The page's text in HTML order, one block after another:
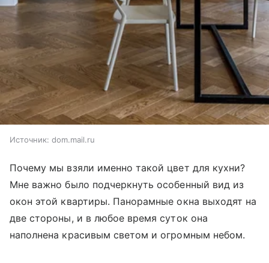
Источник: dom.mail.ru
Почему мы взяли именно такой цвет для кухни?
Мне важно было подчеркнуть особенный вид из
окон этой квартиры. Панорамные окна выходят на
две стороны, и в любое время суток она
наполнена красивым светом и огромным небом.